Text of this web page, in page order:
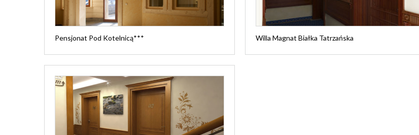
Pensjonat Pod Kotelnicą*** Willa Magnat Białka Tatrzańska